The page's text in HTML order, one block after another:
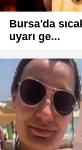
Bursa'da
uyarı ge...